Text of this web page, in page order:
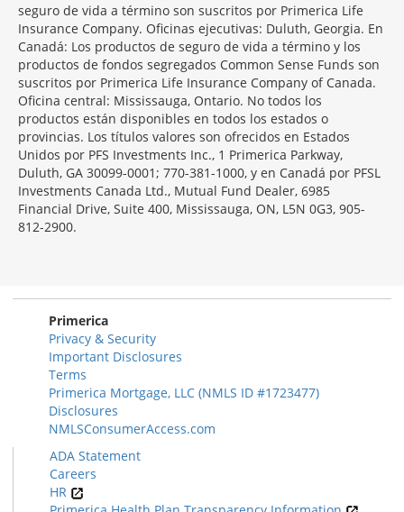
seguro de vida a término son suscritos por Primerica Life
Insurance Company. Oficinas ejecutivas: Duluth, Georgia. En
Canadá: Los productos de seguro de vida a término y los
productos de fondos segregados Common Sense Funds son
suscritos por Primerica Life Insurance Company of Canada.
Oficina central: Mississauga, Ontario. No todos los
productos están disponibles en todos los estados o
provincias. Los títulos valores son ofrecidos en Estados
Unidos por PFS Investments Inc., 1 Primerica Parkway,
Duluth, GA 30099-0001; 770-381-1000, y en Canadá por PFSL
Investments Canada Ltd., Mutual Fund Dealer, 6985
Financial Drive, Suite 400, Mississauga, ON, L5N 0G3, 905-
812-2900.
Primerica
Privacy & Security
Important Disclosures
Terms
Primerica Mortgage, LLC (NMLS ID #1723477)
Disclosures
NMLSConsumerAccess.com
ADA Statement
Careers
HR